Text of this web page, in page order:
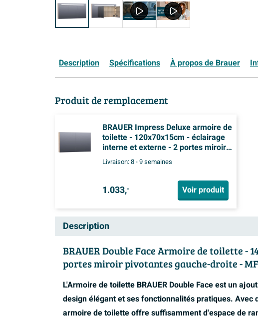
Description Spécifications À propos de Brauer
Produit de remplacement
BRAUER Impress Deluxe armoire de
toilette - 120x70x15cm - éclairage
interne et externe - 2 portes miroir
double face - Sunlit
Livraison:8 - 9 semaines
1.033,- Voir produit
Description
BRAUER Double Face Armoire de toilette -
portes miroir pivotantes gauche-droite -
L'Armoire de toilette BRAUER Double Face est un
design élégant et ses fonctionnalités pratiques. Avec
armoire de toilette offre suffisamment d'espace de